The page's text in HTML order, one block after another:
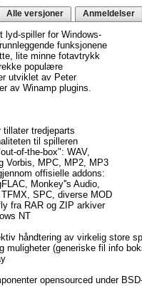
Alle versjoner Anmeldelser
lyd-spiller for Windows-
funksjonene
lite minne fotavtrykk
populære
utviklet av Peter
av Winamp plugins.
tredjeparts
til spilleren
of-the-box": WAV,
Vorbis, MPC, MP2, MP3
offisielle addons:
Monkey''s Audio,
SPC, diverse MOD
fra RAR og ZIP arkiver
NT
håndtering av virkelig store
muligheter (generiske fil info
opensourced under